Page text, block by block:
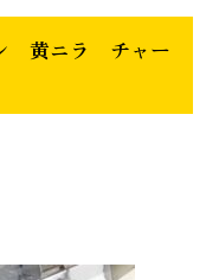
黄ニラ チャー